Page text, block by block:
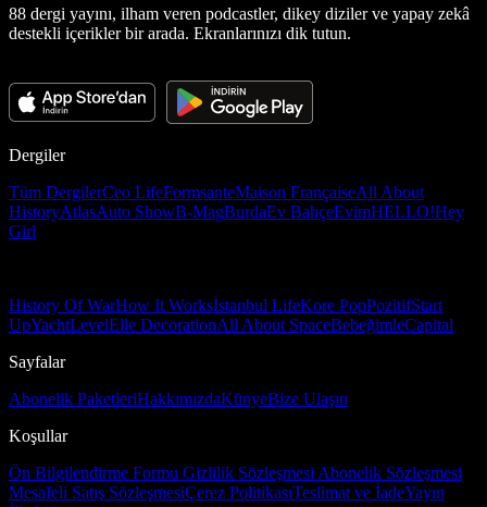
88 dergi yayını, ilham veren podcastler, dikey diziler ve yapay zekâ
destekli içerikler bir arada. Ekranlarınızı dik tutun.
Dergiler
Tüm DergilerCeo LifeFormsanteMaison FrançaiseAll About
HistoryAtlasAuto ShowB-MagBurdaEv BahçeEvimHELLO!Hey
Girl
History Of WarHow It Worksİstanbul LifeKore PopPozitifStart
UpYachtLevelElle DecorationAll About SpaceBebeğimleCapital
Sayfalar
Abonelik PaketleriHakkımızdaKünyeBize Ulaşın
Koşullar
Ön Bilgilendirme Formu Gizlilik Sözleşmesi Abonelik Sözleşmesi
Mesafeli Satış SözleşmesiÇerez PolitikasıTeslimat ve İadeYayın